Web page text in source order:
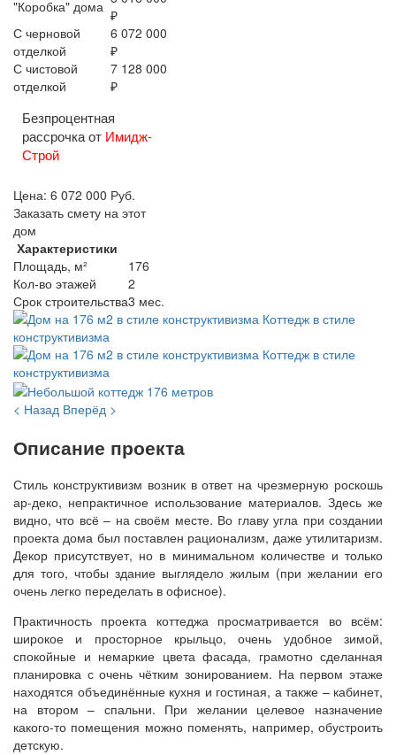
"Коробка" дома ₽
С черновой
отделкой
6 072 000
₽
С чистовой
отделкой
7 128 000
₽
Безпроцентная
рассрочка от Имидж-
Строй
Цена: 6 072 000 Руб.
Заказать смету на этот
дом
Характеристики
Площадь, м²
176
Кол-во этажей
2
Срок строительства3 мес.
< Назад Вперёд >
Описание проекта
Стиль конструктивизм возник в ответ на чрезмерную роскошь
ар-деко, непрактичное использование материалов. Здесь же
видно, что всё – на своём месте. Во главу угла при создании
проекта дома был поставлен рационализм, даже утилитаризм.
Декор присутствует, но в минимальном количестве и только
для того, чтобы здание выглядело жилым (при желании его
очень легко переделать в офисное).
Практичность проекта коттеджа просматривается во всём:
широкое и просторное крыльцо, очень удобное зимой,
спокойные и немаркие цвета фасада, грамотно сделанная
планировка с очень чётким зонированием. На первом этаже
находятся объединённые кухня и гостиная, а также – кабинет,
на втором – спальни. При желании целевое назначение
какого-то помещения можно поменять, например, обустроить
детскую.